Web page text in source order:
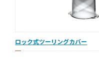
ロック式ツーリングカバー